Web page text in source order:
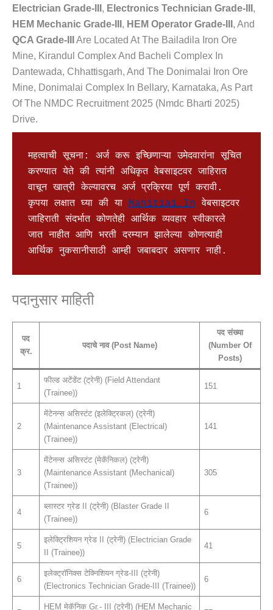
Electrician Grade-III , Electronics Technician Grade-III ,
HEM Mechanic Grade-III , HEM Operator Grade-III , And
QCA Grade-III
Are Located At The Bailadila Iron Ore
Mine, Kirandul Complex And Bacheli Complex In
Dantewada, Chhattisgarh, And The Donimalai Iron Ore
Mine, Donimalai Complex In Bellary, Karnataka, As Part
Of The NMDC Recruitment 2025 (nmdc Bharti 2025)
Drive.
महत्वाची सूचना: अर्ज करू इच्छिणाऱ्या उमेदवारांना सूचित
करण्यात येते की त्यांनी अधिकृत वेबसाइटवर जाहिरात
वाचून खात्री केल्यावरच अर्ज प्रक्रिया पूर्ण करावी.
कृपया लक्षात घ्या की या Mahitia1.in वेबसाइटवर
जाहिराती संदर्भात कोणतेही आर्थिक व्यवहार स्वीकारले
जात नाहीत आणि भरती दरम्यान झालेल्या कोणत्याही
आर्थिक नुकसानीसाठी आम्ही जबाबदार असणार नाही.
पदानुसार माहिती
पद
क्र.
पदाचे नाव (Post Name)
पद संख्या
(Number Of
Posts)
1
फील्ड अटेंडेंट (ट्रेनी) (Field Attendant
(Trainee))
151
2
मेंटेनन्स असिस्टंट (इलेक्ट्रिकल) (ट्रेनी)
(Maintenance Assistant (Electrical)
(Trainee))
141
3
मेंटेनन्स असिस्टंट (मेकॅनिकल) (ट्रेनी)
(Maintenance Assistant (Mechanical)
(Trainee))
305
4
ब्लास्टर ग्रेड II (ट्रेनी) (Blaster Grade II
(Trainee))
6
5
इलेक्ट्रिशियन ग्रेड II (ट्रेनी) (Electrician Grade
II (Trainee))
41
6
इलेक्ट्रॉनिक्स टेक्निशियन ग्रेड-III (ट्रेनी)
(Electronics Technician Grade-III (Trainee))
6
HEM मेकॅनिक Gr.- III (ट्रेनी) (HEM Mechanic